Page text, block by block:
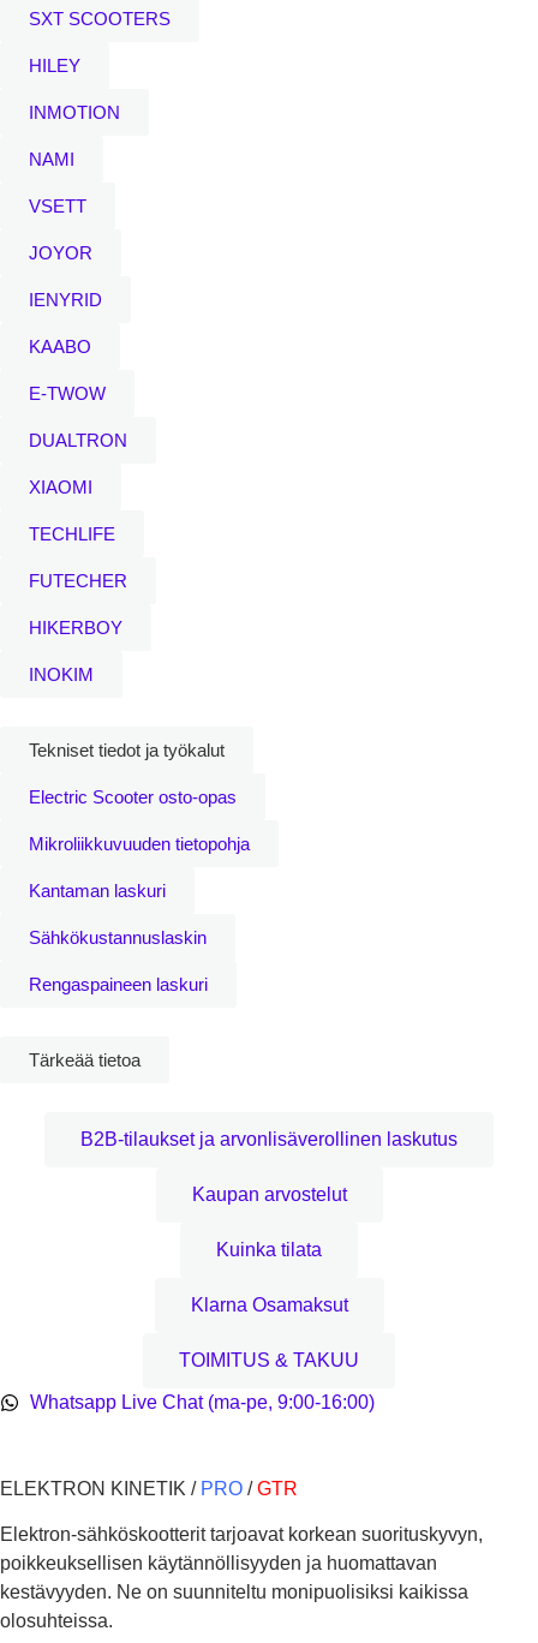
SXT SCOOTERS
HILEY
INMOTION
NAMI
VSETT
JOYOR
IENYRID
KAABO
E-TWOW
DUALTRON
XIAOMI
TECHLIFE
FUTECHER
HIKERBOY
INOKIM
Tekniset tiedot ja työkalut
Electric Scooter osto-opas
Mikroliikkuvuuden tietopohja
Kantaman laskuri
Sähkökustannuslaskin
Rengaspaineen laskuri
Tärkeää tietoa
B2B-tilaukset ja arvonlisäverollinen laskutus
Kaupan arvostelut
Kuinka tilata
Klarna Osamaksut
TOIMITUS & TAKUU
Whatsapp Live Chat (ma-pe, 9:00-16:00)
ELEKTRON KINETIK / PRO /GTR
Elektron-sähköskootterit tarjoavat korkean suorituskyvyn,
poikkeuksellisen käytännöllisyyden ja huomattavan
kestävyyden. Ne on suunniteltu monipuolisiksi kaikissa
olosuhteissa.